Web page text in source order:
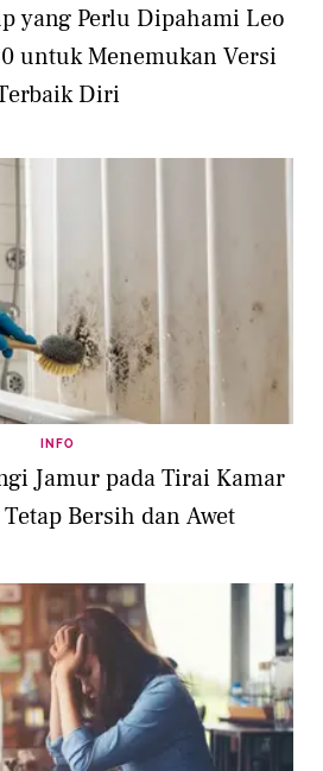
yang Perlu Dipahami Leo
untuk Menemukan Versi
Diri
INFO
Jamur pada Tirai Kamar
Bersih dan Awet